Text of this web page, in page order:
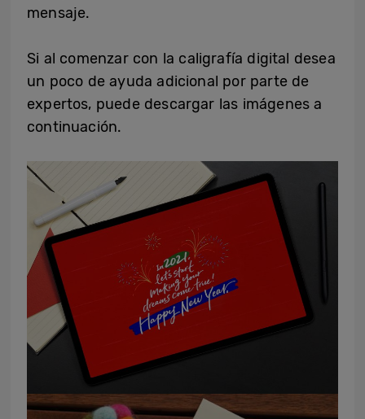
mensaje.
Si al comenzar con la caligrafía digital desea
un poco de ayuda adicional por parte de
expertos, puede descargar las imágenes a
continuación.